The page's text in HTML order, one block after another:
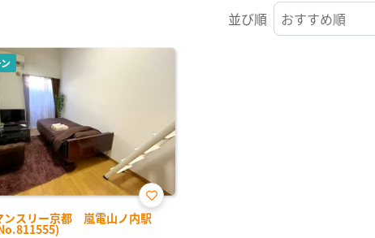
並び順
ンスリー京都 嵐電山ノ内駅
お気
に入